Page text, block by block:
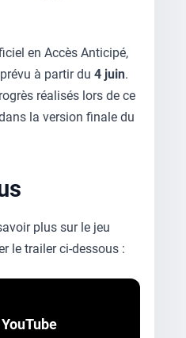
en Accès Anticipé,
à partir du 4 juin.
réalisés lors de ce
la version finale du
plus sur le jeu
le trailer ci-dessous :